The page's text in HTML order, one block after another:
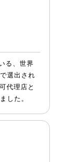
る、世界
選出され
代理店と
した。